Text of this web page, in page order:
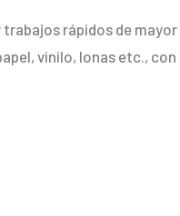
rápidos de
vinilo, lonas etc.,